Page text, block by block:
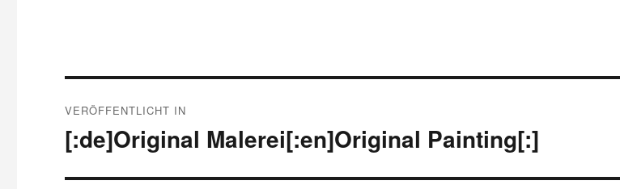
VERÖFFENTLICHT IN
[:de]Original Malerei[:en]Original Painting[:]